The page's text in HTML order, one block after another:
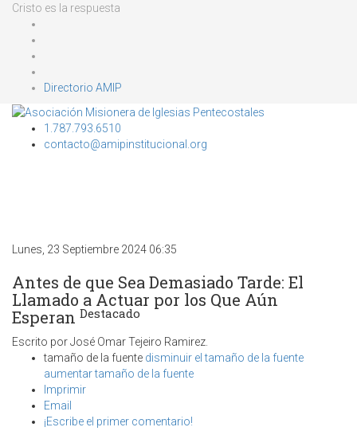
Cristo es la respuesta
Directorio AMIP
1.787.793.6510
contacto@amipinstitucional.org
Lunes, 23 Septiembre 2024 06:35
Antes de que Sea Demasiado Tarde: El
Llamado a Actuar por los Que Aún
Esperan Destacado
Escrito por José Omar Tejeiro Ramirez.
tamaño de la fuente disminuir el tamaño de la fuente
aumentar tamaño de la fuente
Imprimir
Email
¡Escribe el primer comentario!